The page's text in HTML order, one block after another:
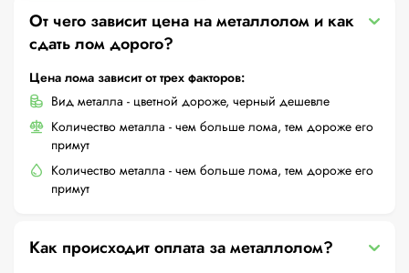
От чего зависит цена на металлолом и как
сдать лом дорого?
Цена лома зависит от трех факторов:
Вид металла - цветной дороже, черный дешевле
Количество металла - чем больше лома, тем дороже его
примут
Количество металла - чем больше лома, тем дороже его
примут
Как происходит оплата за металлолом?